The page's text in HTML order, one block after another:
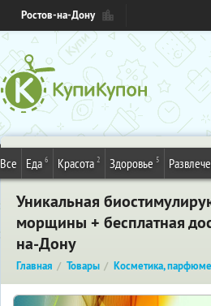
Ростов-на-Дону
Все Еда 6 Красота 2 Здоровье 5
Уникальная
морщины + бесплатная
на-Дону
Главная Товары Косметика,